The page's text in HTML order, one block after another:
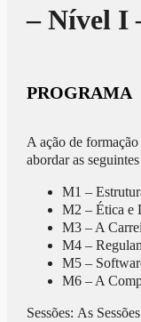
– Nível I
PROGRAMA
A ação de
abordar as
M1 –
M2 – Ética e
M3 – A
M4 –
M5 –
M6 – A
Sessões: As